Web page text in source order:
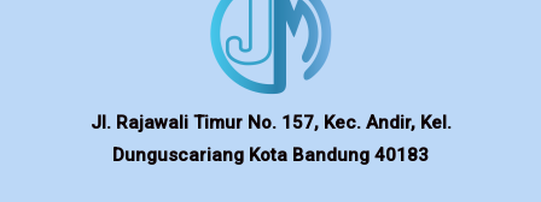
Jl. Rajawali Timur No. 157, Kec. Andir, Kel.
Dunguscariang Kota Bandung 40183